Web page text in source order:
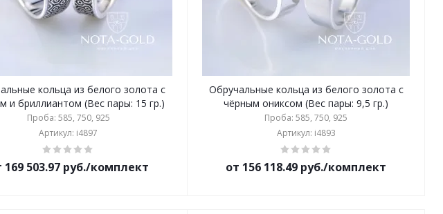
кольца из белого золота с
и бриллиантом (Вес пары: 15 гр.)
Проба: 585, 750, 925
Артикул: i4897
169 503.97 руб./комплект
Обручальные кольца из белого золота с
чёрным ониксом (Вес пары: 9,5 гр.)
Проба: 585, 750, 925
Артикул: i4893
от 156 118.49 руб./комплект